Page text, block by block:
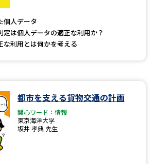
個人データ
定は個人データの適正な利用か？
な利用とは何かを考える
都市を支える貨物交通の計画
関心ワード：情報
東京海洋大学
坂井 孝典 先生